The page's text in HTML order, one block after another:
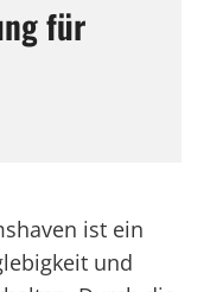
für
ist ein
und